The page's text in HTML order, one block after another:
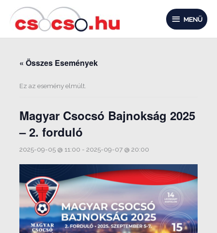
content
MENÜ
MENÜ
« Összes Események
Ez az esemény elmúlt.
Magyar Csocsó Bajnokság 2025
– 2. forduló
2025-09-05 @ 11:00 - 2025-09-07 @ 20:00